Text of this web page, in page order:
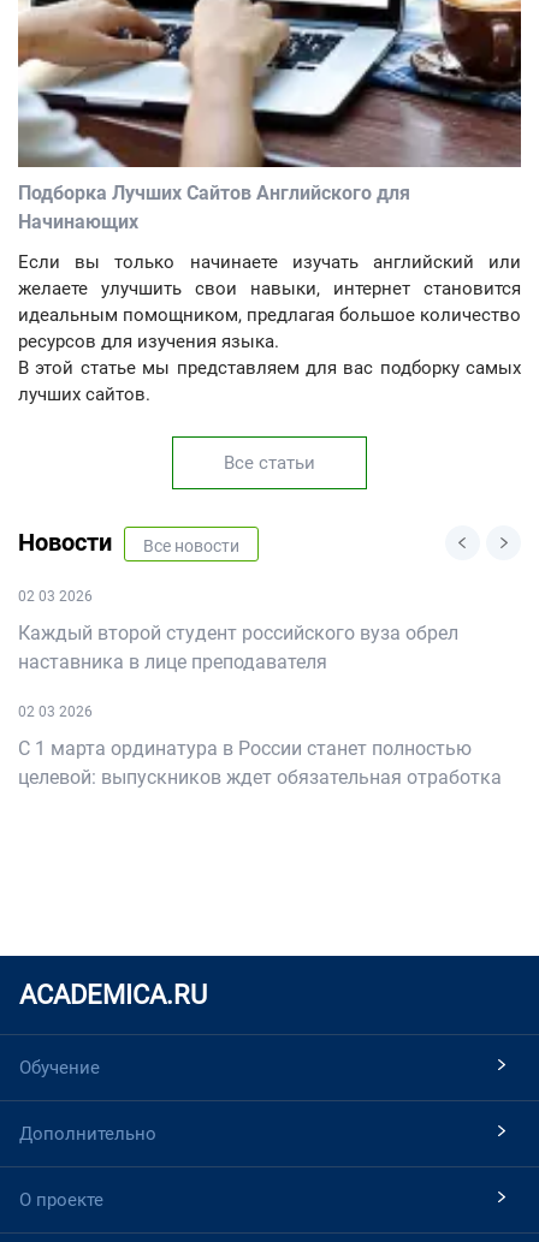
Подборка Лучших Сайтов Английского для
Начинающих
Если вы только начинаете изучать английский или
желаете улучшить свои навыки, интернет становится
идеальным помощником, предлагая большое количество
ресурсов для изучения языка.
В этой статье мы представляем для вас подборку самых
лучших сайтов.
Все статьи
Новости Все новости
02 03 2026
Каждый второй студент российского вуза обрел
наставника в лице преподавателя
02 03 2026
С 1 марта ординатура в России станет полностью
целевой: выпускников ждет обязательная отработка
ACADEMICA.RU
Обучение
Дополнительно
О проекте